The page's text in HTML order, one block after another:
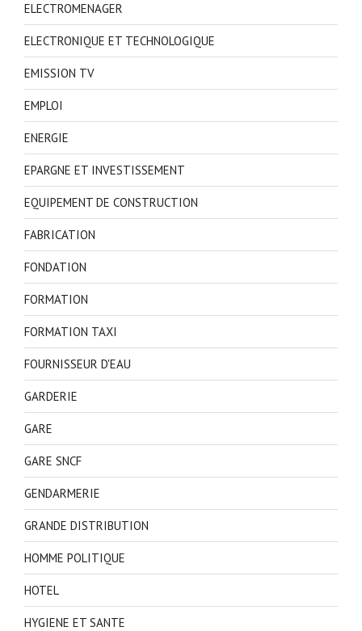
ELECTROMENAGER
ELECTRONIQUE ET TECHNOLOGIQUE
EMISSION TV
EMPLOI
ENERGIE
EPARGNE ET INVESTISSEMENT
EQUIPEMENT DE CONSTRUCTION
FABRICATION
FONDATION
FORMATION
FORMATION TAXI
FOURNISSEUR D'EAU
GARDERIE
GARE
GARE SNCF
GENDARMERIE
GRANDE DISTRIBUTION
HOMME POLITIQUE
HOTEL
HYGIENE ET SANTE